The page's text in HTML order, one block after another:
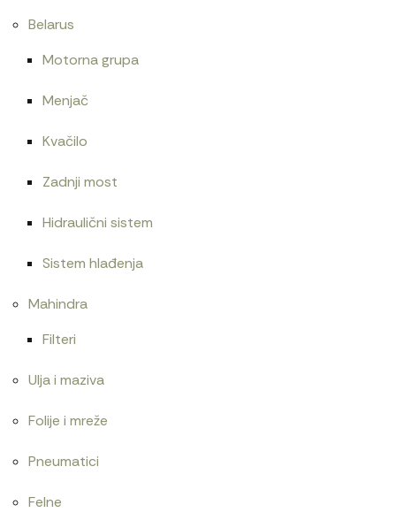
Belarus
Motorna grupa
Menjač
Kvačilo
Zadnji most
Hidraulični sistem
Sistem hlađenja
Mahindra
Filteri
Ulja i maziva
Folije i mreže
Pneumatici
Felne